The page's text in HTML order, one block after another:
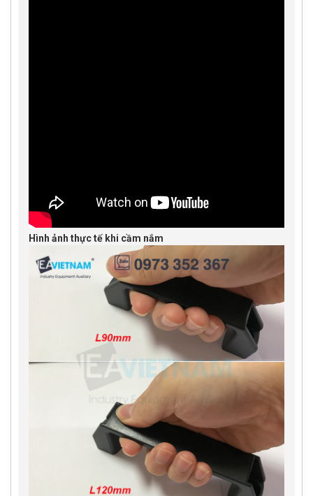
Hình ảnh thực tế khi cầm nắm